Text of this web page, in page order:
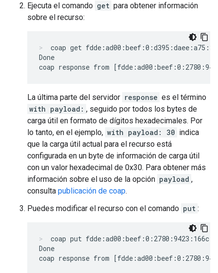
Ejecuta el comando get para obtener información
sobre el recurso:
coap get
Done
La última parte del servidor response es el término
with payload: , seguido por todos los bytes de
carga útil en formato de dígitos hexadecimales. Por
lo tanto, en el ejemplo, with payload: 30 indica
que la carga útil actual para el recurso está
configurada en un byte de información de carga útil
con un valor hexadecimal de 0x30. Para obtener más
información sobre el uso de la opción payload ,
consulta publicación de coap.
Puedes modificar el recurso con el comando put :
coap put
Done